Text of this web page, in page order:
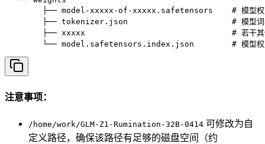
├── model-xxxxx-of-xxxxx.safetensors    # 模型权
├── tokenizer.json                      # 模型词
├── xxxxx                               # 若干其
└── model.safetensors.index.json        # 模型权
注意事项：
/home/work/GLM-Z1-Rumination-32B-0414 可修改为自
定义路径，确保该路径有足够的磁盘空间（约